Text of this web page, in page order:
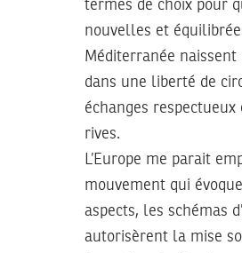
termes de choix pour
nouvelles et
Méditerranée naissent
dans une liberté de
échanges
rives.
L’Europe me parait
mouvement qui
aspects, les schémas
autorisèrent la mise